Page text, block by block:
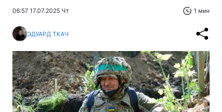
06:57 17.07.2025 Чт 1 мин
ЭДУАРД ТКАЧ